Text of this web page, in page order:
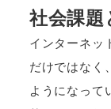
社会課題
インターネッ
だけではなく
ようになって